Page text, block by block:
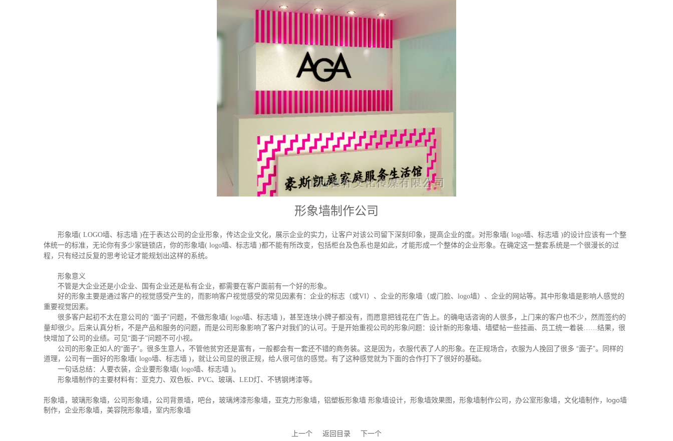
形象墙制作公司
形象墙( LOGO墙、标志墙 )在于表达公司的企业形象，传达企业文化，展示企业的实力，让客户对该公司留下深刻印象，提高企业的度。对形象墙( logo墙、标志墙 )的设计应该有一个整
体统一的标准，无论你有多少家链锁店，你的形象墙( logo墙、标志墙 )都不能有所改变，包括柜台及色系也是如此，才能形成一个整体的企业形象。在确定这一整套系统是一个很漫长的过
程，只有经过反复的思考论证才能规划出这样的系统。
形象意义
不管是大企业还是小企业、国有企业还是私有企业，都需要在客户面前有一个好的形象。
好的形象主要是通过客户的视觉感受产生的，而影响客户视觉感受的常见因素有：企业的标志（或VI）、企业的形象墙（或门脸、 logo墙）、企业的网站等。其中形象墙是影响人感觉的
重要视觉因素。
很多客户起初不太在意公司的 “面子”问题，不做形象墙( logo墙、标志墙 ) ，甚至连块小牌子都没有，而愿意把钱花在广告上。的确电话咨询的人很多，上门来的客户也不少，然而签约的
量却很少。后来认真分析，不是产品和服务的问题，而是公司形象影响了客户对我们的认可。于是开始重视公司的形象问题：设计新的形象墙、墙壁帖一些挂画、员工统一着装……结果，很
快增加了公司的业绩。可见“面子”问题不可小视。
公司的形象正如人的“面子”。很多生意人，不管他贫穷还是富有，一般都会有一套还不错的商务装。这是因为，衣服代表了人的形象。在正规场合，衣服为人挽回了很多 “面子”。同样的
道理，公司有一面好的形象墙( logo墙、标志墙 ) ，就让公司显的很正规，给人很可信的感觉。有了这种感觉就为下面的合作打下了很好的基础。
一句话总结：人要衣装，企业要形象墙( logo墙、标志墙 )。
形象墙制作的主要材料有：亚克力、双色板、 PVC、玻璃、 LED灯、不锈钢烤漆等。
形象墙，玻璃形象墙，公司形象墙，公司背景墙，吧台，玻璃烤漆形象墙，亚克力形象墙，铝塑板形象墙 形象墙设计，形象墙效果图，形象墙制作公司，办公室形象墙，文化墙制作，logo墙
制作，企业形象墙，美容院形象墙，室内形象墙
上一个 返回目录 下一个